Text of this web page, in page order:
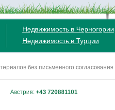
Недвижимость в Черногории
Недвижимость в Турции
без письменного
Австрия: +43 720881101